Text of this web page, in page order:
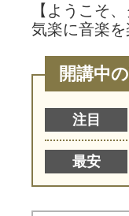
【ようこそ
気楽に音楽
開講中
注目
最安